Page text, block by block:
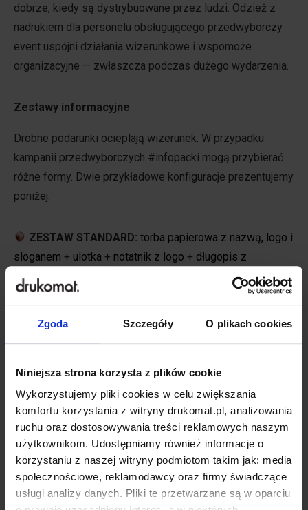
Zgoda Szczegóły O plikach cookies
Niniejsza strona korzysta z plików cookie
Wykorzystujemy pliki cookies w celu zwiększania
komfortu korzystania z witryny drukomat.pl, analizowania
ruchu oraz dostosowywania treści reklamowych naszym
użytkownikom. Udostępniamy również informacje o
korzystaniu z naszej witryny podmiotom takim jak: media
społecznościowe, reklamodawcy oraz firmy świadczące
usługi analizy danych. Pliki te przetwarzane są w oparciu
dobrze, kiedy są dystrybuowane przez ludzi. Odzież z
nadrukiem dla personelu obsługującego przedwyborczy
event uspójni działania wizerunkowe i wspomoże
organizacyjne — zwłaszcza podczas dużego wydarzenia.
Zestawy informacyjne
Drobne podarunki ocieplają wizerunek. W przypadku
kampanii przedwyborczych #infopacki mogą przybierać
różne formy. Dwie przykładowe konfiguracje prezentujemy
poniżej.
ZESTAW STANDARD: torba papierowa z nazwą, logo i
sloganem + ulotka + notatnik z logo + długopis z
nadrukiem
ZESTAW PREMIUM:torba bawełniana z nadrukiem+
wizytówka+ komplet długopis i pióro z nadrukiem+
broszura informacyjna+wobler zachęcający do
+
Więcej podpowiedzi w kategoriiGadżety.